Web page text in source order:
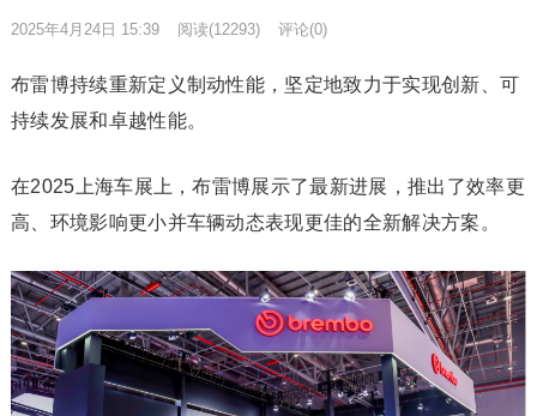
2025年4月24日 15:39 阅读(12293) 评论(0)
布雷博持续重新定义制动性能，坚定地致力于实现创新、可
持续发展和卓越性能。
在2025上海车展上，布雷博展示了最新进展，推出了效率更
高、环境影响更小并车辆动态表现更佳的全新解决方案。